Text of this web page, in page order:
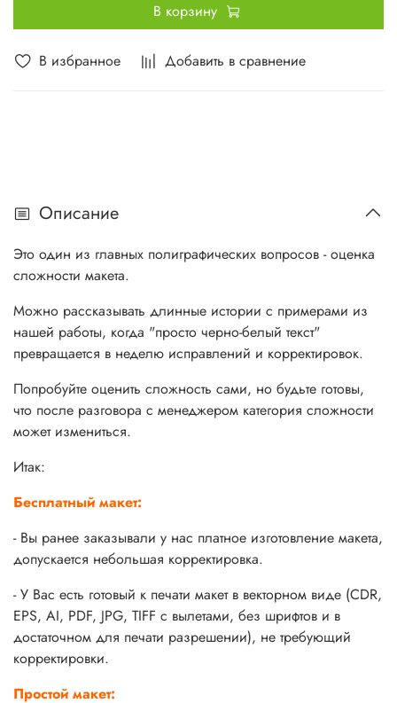
В избранное Добавить в сравнение
В корзину
Описание
Это один из главных полиграфических вопросов - оценка
сложности макета.
Можно рассказывать длинные истории с примерами из
нашей работы, когда "просто черно-белый текст"
превращается в неделю исправлений и корректировок.
Попробуйте оценить сложность сами, но будьте готовы,
что после разговора с менеджером категория сложности
может измениться.
Итак:
Бесплатный макет:
- Вы ранее заказывали у нас платное изготовление макета,
допускается небольшая корректировка.
- У Вас есть готовый к печати макет в векторном виде (CDR,
EPS, AI, PDF, JPG, TIFF с вылетами, без шрифтов и в
достаточном для печати разрешении), не требующий
корректировки.
Простой макет: